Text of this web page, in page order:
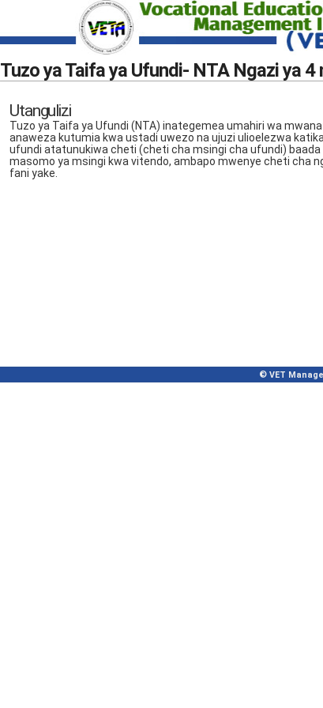
Tuzo ya Taifa ya Ufundi- NTA Ngazi ya 4
Utangulizi
Tuzo ya Taifa ya Ufundi (NTA) inategemea umahiri wa
anaweza kutumia kwa ustadi uwezo na ujuzi ulioelezwa
ufundi atatunukiwa cheti (cheti cha msingi cha ufundi)
masomo ya msingi kwa vitendo, ambapo mwenye cheti cha
fani yake.
© VET